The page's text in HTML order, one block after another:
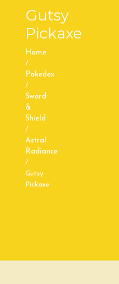
Gutsy
Pickaxe
Home
/
Pokedex
/
Sword
&
Shield
/
Astral
Radiance
/
Gutsy
Pickaxe